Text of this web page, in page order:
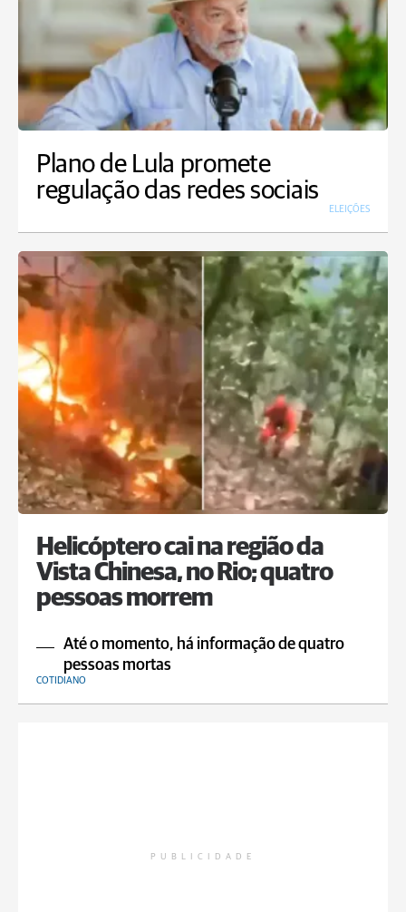
Plano de Lula promete
regulação das redes sociais
ELEIÇÕES
Helicóptero cai na região da
Vista Chinesa, no Rio; quatro
pessoas morrem
Até o momento, há informação de quatro
pessoas mortas
COTIDIANO
PUBLICIDADE